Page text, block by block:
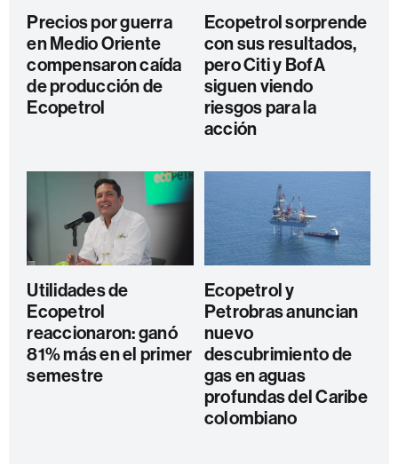
Precios por guerra
en Medio Oriente
compensaron caída
de producción de
Ecopetrol
Ecopetrol sorprende
con sus resultados,
pero Citi y BofA
siguen viendo
riesgos para la
acción
Utilidades de
Ecopetrol
reaccionaron: ganó
81% más en el primer
semestre
Ecopetrol y
Petrobras anuncian
nuevo
descubrimiento de
gas en aguas
profundas del Caribe
colombiano